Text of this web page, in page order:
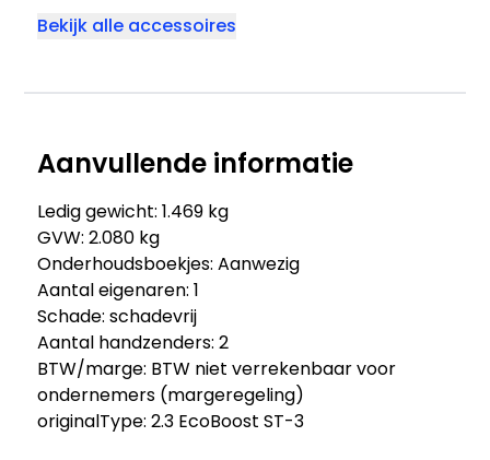
Bekijk alle accessoires
Aanvullende informatie
Ledig gewicht: 1.469 kg
GVW: 2.080 kg
Onderhoudsboekjes: Aanwezig
Aantal eigenaren: 1
Schade: schadevrij
Aantal handzenders: 2
BTW/marge: BTW niet verrekenbaar voor
ondernemers (margeregeling)
originalType: 2.3 EcoBoost ST-3